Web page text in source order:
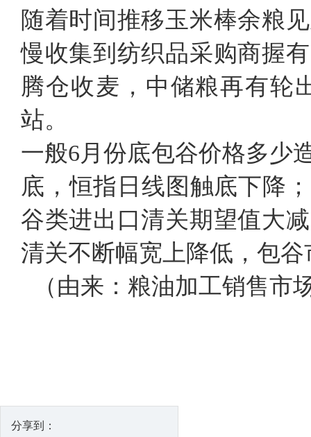
随着时间推移玉米棒余粮
慢收集到纺织品采购商握
腾仓收麦，中储粮再有轮
站。
一般6月份底包谷价格多少
底，恒指日线图触底下降
谷类进出口清关期望值大
清关不断幅宽上降低，包
（由来：粮油加工销售市
分享到：